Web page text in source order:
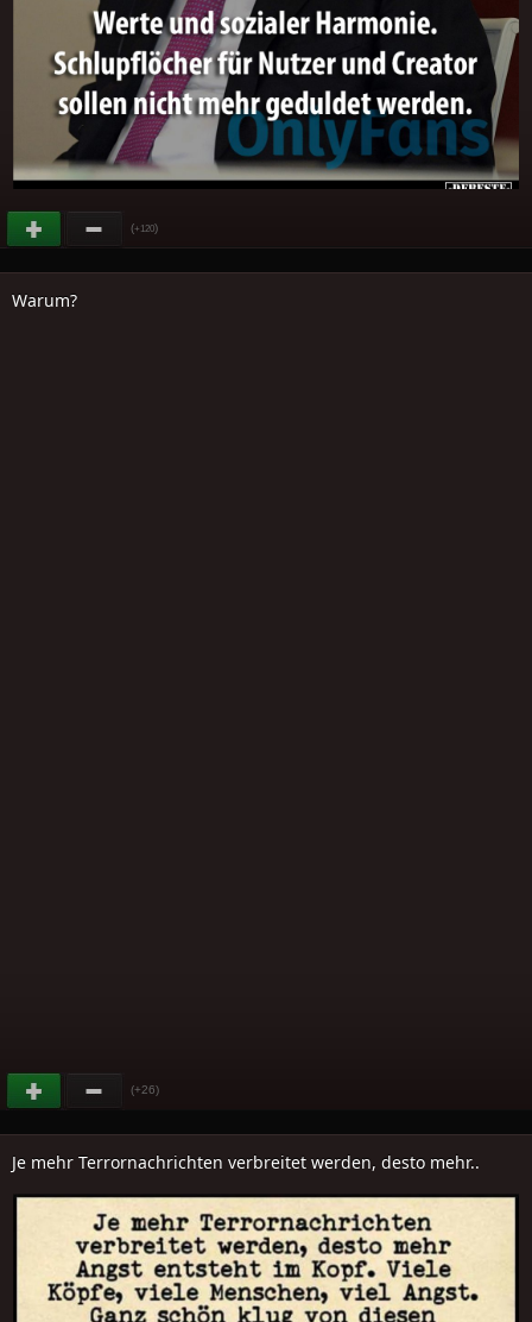
(+120)
Warum?
(+26)
Je mehr Terrornachrichten verbreitet werden, desto mehr..